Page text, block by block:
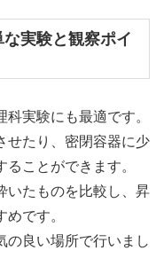
実験と観察ポイ
実験にも最適です。
せたり、密閉容器に少
ことができます。
いたものを比較し、昇
です。
の良い場所で行いまし